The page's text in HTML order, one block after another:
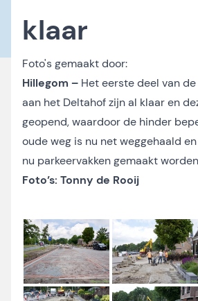
klaar
Foto's gemaakt door:
Hillegom – Het eerste deel van
aan het Deltahof zijn al klaar en
geopend, waardoor de hinder
oude weg is nu net weggehaald
nu parkeervakken gemaakt
Foto’s: Tonny de Rooij